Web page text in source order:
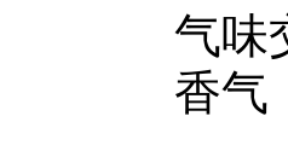
气味
香气